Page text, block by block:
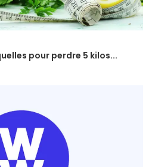
pour perdre 5 kilos...